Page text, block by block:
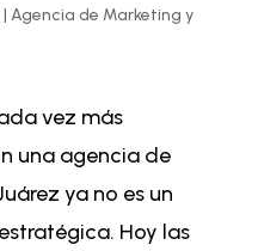
| Agencia de Marketing y
vez más
una agencia de
ya no es un
Hoy las